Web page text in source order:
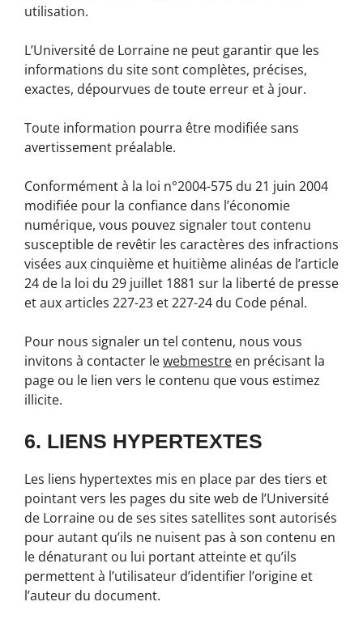
utilisation.
L’Université de Lorraine ne peut garantir que les
informations du site sont complètes, précises,
exactes, dépourvues de toute erreur et à jour.
Toute information pourra être modifiée sans
avertissement préalable.
Conformément à la loi n°2004-575 du 21 juin 2004
modifiée pour la confiance dans l’économie
numérique, vous pouvez signaler tout contenu
susceptible de revêtir les caractères des infractions
visées aux cinquième et huitième alinéas de l’article
24 de la loi du 29 juillet 1881 sur la liberté de presse
et aux articles 227-23 et 227-24 du Code pénal.
Pour nous signaler un tel contenu, nous vous
invitons à contacter lewebmestre en précisant la
page ou le lien vers le contenu que vous estimez
illicite.
6. LIENS HYPERTEXTES
Les liens hypertextes mis en place par des tiers et
pointant vers les pages du site web de l’Université
de Lorraine ou de ses sites satellites sont autorisés
pour autant qu’ils ne nuisent pas à son contenu en
le dénaturant ou lui portant atteinte et qu’ils
permettent à l’utilisateur d’identifier l’origine et
l’auteur du document.